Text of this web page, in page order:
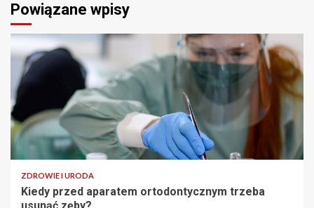
Powiązane wpisy
ZDROWIE I URODA
Kiedy przed aparatem ortodontycznym trzeba